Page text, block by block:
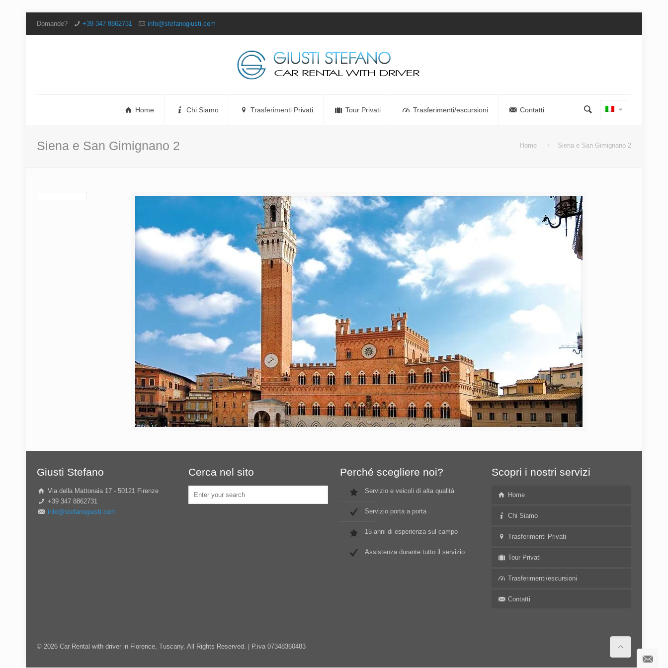
Domande? +39 347 8862731 info@stefanogiusti.com
Home Chi Siamo Trasferimenti Privati Tour Privati Trasferimenti/escursioni Contatti
Siena e San Gimignano 2 Home Siena e San Gimignano 2
Giusti Stefano
Via della Mattonaia 17 - 50121 Firenze
+39 347 8862731
info@stefanogiusti.com
Cerca nel sito Perché scegliere noi?
Servizio e veicoli di alta qualità
Servizio porta a porta
15 anni di esperienza sul campo
Assistenza durante tutto il servizio
Scopri i nostri servizi
Home
Chi Siamo
Trasferimenti Privati
Tour Privati
Trasferimenti/escursioni
Contatti
© 2026 Car Rental with driver in Florence, Tuscany. All Rights Reserved. | P.iva 07348360483